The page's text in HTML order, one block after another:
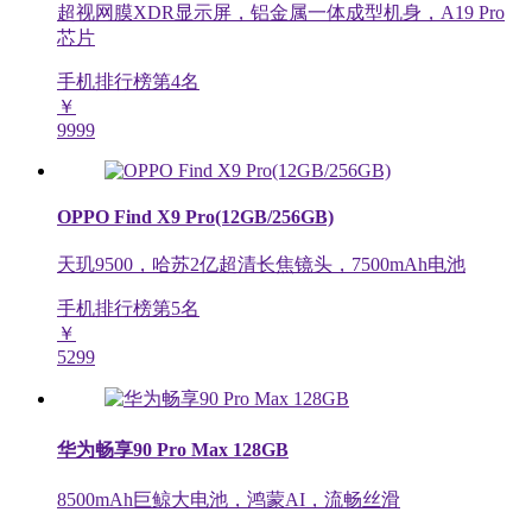
超视网膜XDR显示屏，铝金属一体成型机身，A19 Pro
芯片
手机排行榜第4名
￥
9999
OPPO Find X9 Pro(12GB/256GB)
天玑9500，哈苏2亿超清长焦镜头，7500mAh电池
手机排行榜第5名
￥
5299
华为畅享90 Pro Max 128GB
8500mAh巨鲸大电池，鸿蒙AI，流畅丝滑